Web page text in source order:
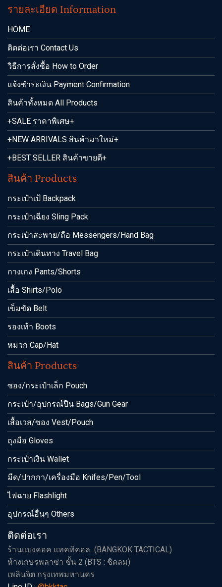
รายละเอียด Information
HOME
ติดต่อเรา Contact Us
วิธีการสั่งซื้อ How to Order
แจ้งชำระเงิน Payment Confirmation
สินค้าทั้งหมด All Products
+SALE ราคาพิเศษ+
+NEW ARRIVALS สินค้ามาใหม่+
+BEST SELLER สินค้าขายดี+
สินค้า Products
กระเป๋าเป้ Backpack
กระเป๋าเฉียง Sling Pack
กระเป๋าสะพาย/ถือ Messengers/Hand Bag
กระเป๋าเดินทาง Travel Bag
กางเกง Pants/Shorts
เสื้อ Shirts/Polo
เข็มขัด Belt
รองเท้า Boots
หมวก Cap/Hat
สินค้า Products
ซอง/กระเป๋าเล็ก Pouch
กระเป๋า/อุปกรณ์ปืน Bags/Gun Gear
เสื้อเวส/ซอง Vest/Pouch
ถุงมือ Gloves
กระเป๋าเงิน Wallet
มีด/ปากกา/เครื่องมือ Knifes/Pen/Tool
ไฟฉาย Flashlight
อุปกรณ์อื่นๆ Others
ติดต่อเรา
ร้านแบงคอค แทคทิคอล (BANGKOK TACTICAL)
ห้างเกษรพลาซ่า ชั้น 2 (BTS : ชิดลม)
เพลินจิต กรุงเทพมหานคร